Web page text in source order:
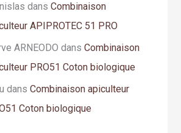
dans Combinaison
APIPROTEC 51 PRO
ARNEODO dans Combinaison
PRO51 Coton biologique
dans Combinaison apiculteur
Coton biologique